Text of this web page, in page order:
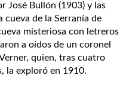
José Bullón (1903) y las
cueva de la Serranía de
misteriosa con letreros
a oídos de un coronel
quien, tras cuatro
la exploró en 1910.